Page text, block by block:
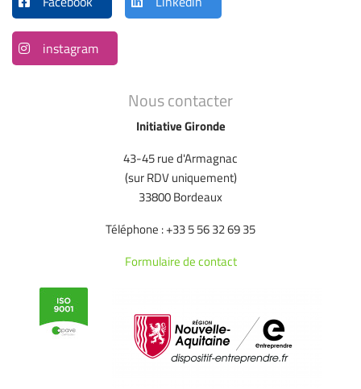
Nous contacter
Initiative Gironde
43-45 rue d'Armagnac
(sur RDV uniquement)
33800 Bordeaux
Téléphone : +33 5 56 32 69 35
Formulaire de contact
instagram